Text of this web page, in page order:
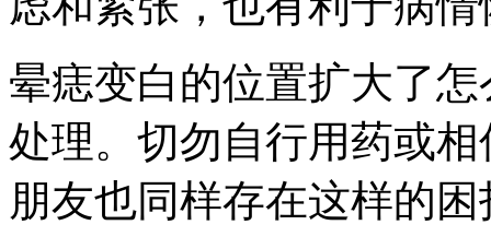
晕痣变白的位置扩大了
处理。切勿自行用药或
朋友也同样存在这样的困